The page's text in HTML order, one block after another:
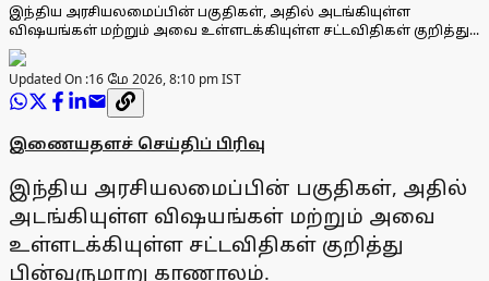
இந்திய அரசியலமைப்பின் பகுதிகள், அதில் அடங்கியுள்ள
விஷயங்கள் மற்றும் அவை உள்ளடக்கியுள்ள சட்டவிதிகள் குறித்து...
Updated On :16 மே 2026, 8:10 pm IST
இணையதளச் செய்திப் பிரிவு
இந்திய அரசியலமைப்பின் பகுதிகள், அதில்
அடங்கியுள்ள விஷயங்கள் மற்றும் அவை
உள்ளடக்கியுள்ள சட்டவிதிகள் குறித்து
பின்வருமாறு காணாலம்.